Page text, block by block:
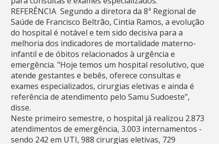
REFERÊNCIA  Segundo a diretora da 8ª Regional de
Saúde de Francisco Beltrão, Cintia Ramos, a evolução
do hospital é notável e tem sido decisiva para a
melhoria dos indicadores de mortalidade materno-
infantil e de óbitos relacionados à urgência e
emergência. "Hoje temos um hospital resolutivo, que
atende gestantes e bebês, oferece consultas e
exames especializados, cirurgias eletivas e ainda é
referência de atendimento pelo Samu Sudoeste",
disse.
Neste primeiro semestre, o hospital já realizou 2.873
atendimentos de emergência, 3.003 internamentos -
sendo 242 em UTI, 988 cirurgias eletivas, 729